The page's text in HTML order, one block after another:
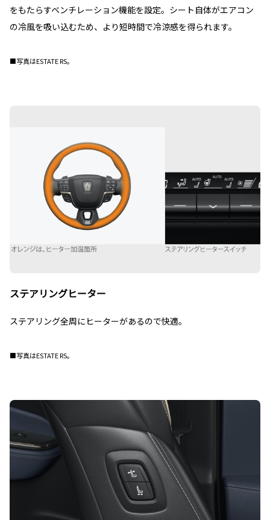
をもたらすベンチレーション機能を設定。シート自体がエアコン
の冷風を吸い込むため、より短時間で冷涼感を得られます。
■写真はESTATE RS。
ステアリングヒーター
ステアリング全周にヒーターがあるので快適。
■写真はESTATE RS。